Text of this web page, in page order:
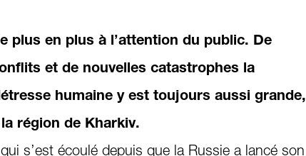
plus en plus à l’attention du public. De
et de nouvelles catastrophes la
humaine y est toujours aussi grande,
région de Kharkiv.
s’est écoulé depuis que la Russie a lancé son